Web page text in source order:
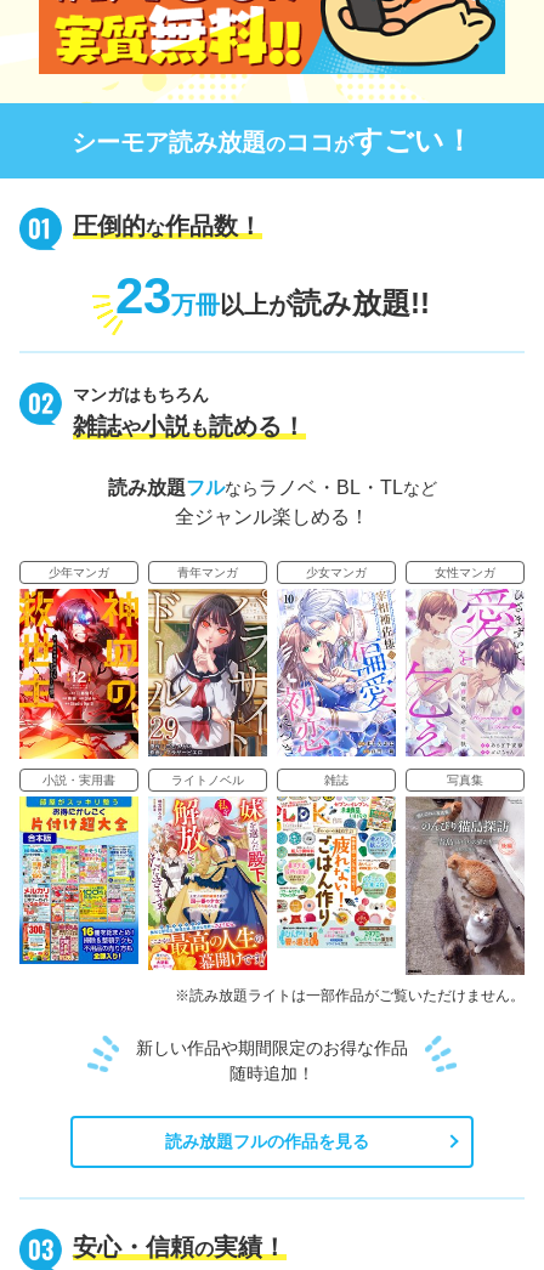
シーモア読み放題のココ がすごい！
圧倒的な作品数！
23万冊以上が読み放題!!
マンガはもちろん
雑誌や小説も読める！
読み放題フルならラノベ・BL・TLなど
全ジャンル楽しめる！
少年マンガ 青年マンガ 少女マンガ 女性マンガ
小説・実用書 ライトノベル 雑誌 写真集
※読み放題ライトは一部作品がご覧いただけません。
新しい作品や期間限定のお得な作品
随時追加！
読み放題フルの作品を見る
安心・信頼の実績！